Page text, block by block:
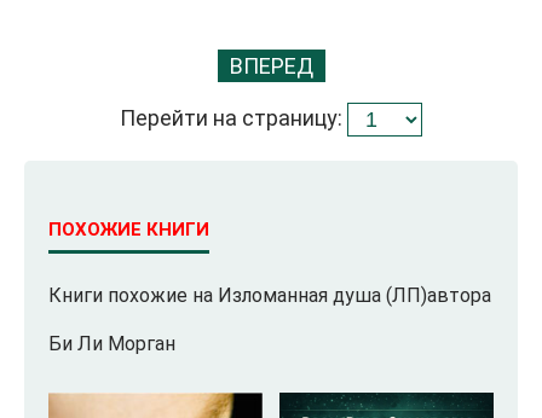
ВПЕРЕД
Перейти на страницу:
ПОХОЖИЕ КНИГИ
Книги похожие на Изломанная душа (ЛП)автора
Би Ли Морган